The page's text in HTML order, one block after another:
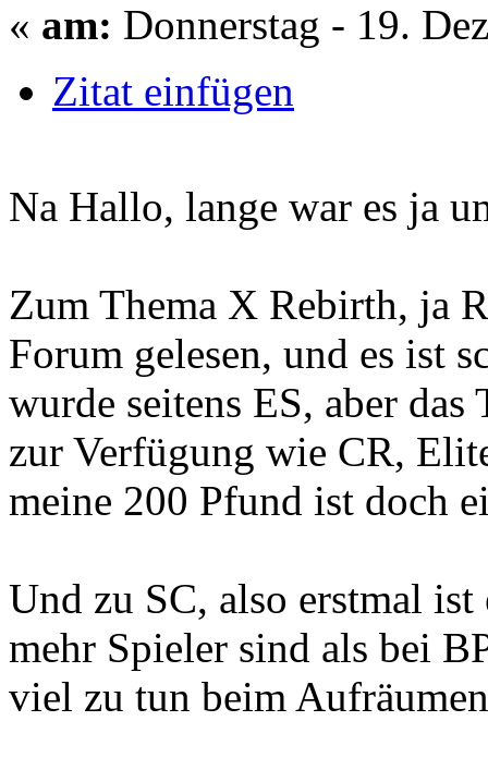
« am: Donnerstag - 19.
Zitat einfügen
Na Hallo, lange war es ja
Zum Thema X Rebirth, ja
Forum gelesen, und es ist
wurde seitens ES, aber
zur Verfügung wie CR,
meine 200 Pfund ist doch
Und zu SC, also erstmal
mehr Spieler sind als bei
viel zu tun beim